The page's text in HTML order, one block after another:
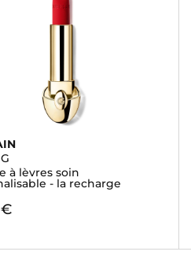
à lèvres soin
- la recharge